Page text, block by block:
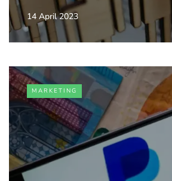
14 April 2023
MARKETING